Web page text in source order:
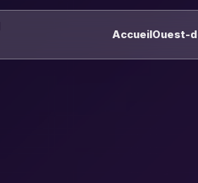
AccueilOuest-